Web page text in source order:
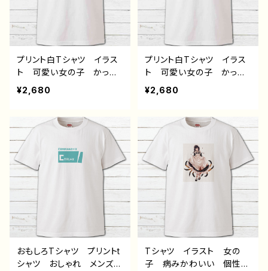
ボ オリジナル デザイ
ン グッズ タイトル：黒野
京デザイン32 作：黒野京
袖シャツ デザイン コラ
ボ オリジナル デザイ
ン グッズ タイトル：黒野
京デザイン34 作：黒野京
プリント白Tシャツ イラス
ト 可愛い女の子 かっこ
いい女子 おしゃれ服 エ
モい 病みかわいい メン
ア ツートンカラー 黒
髪 白髪 銀髪 タイトス
カート 生足 ネコミミ
風 猫耳風 メンズ レデ
ィース おしゃれ 個性
的 おすすめ 人気 イラ
ストレーター 絵師 クリ
エイター 白 半袖シャ
ツ デザイン コラボ オ
リジナル デザイン グッ
ズ タイトル：黒野京デザイ
ン35 作：黒野京
¥2,680
プリント白Tシャツ イラス
ト 可愛い女の子 かっこ
いい女子 おしゃれ服 エ
モい 病みかわいい メン
ア ツートンカラー 黒
髪 白髪 銀髪 タイトス
カート 生足 絶対領域
ネコミミ風 猫耳風 メン
ズ レディース おしゃ
れ 個性的 おすすめ 人
気 イラストレーター 絵
師 クリエイター 白 半
袖シャツ デザイン コラ
ボ オリジナル デザイ
ン グッズ タイトル：黒野
京デザイン36 作：黒野京
¥2,680
おもしろTシャツ プリントt
シャツ おしゃれ メンズ
Tシャツ イラスト 女の
子 病みかわいい 個性